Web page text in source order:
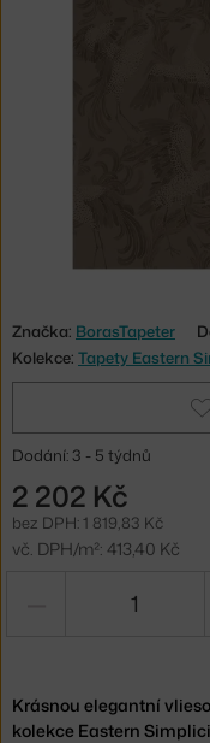
Značka: BorasTapeter
Kolekce: Tapety Eastern
Dodání: 3 - 5 týdnů
2 202 Kč
bez DPH: 1 819,83 Kč
vč. DPH/m²: 413,40 Kč
Krásnou elegantní
kolekce Eastern